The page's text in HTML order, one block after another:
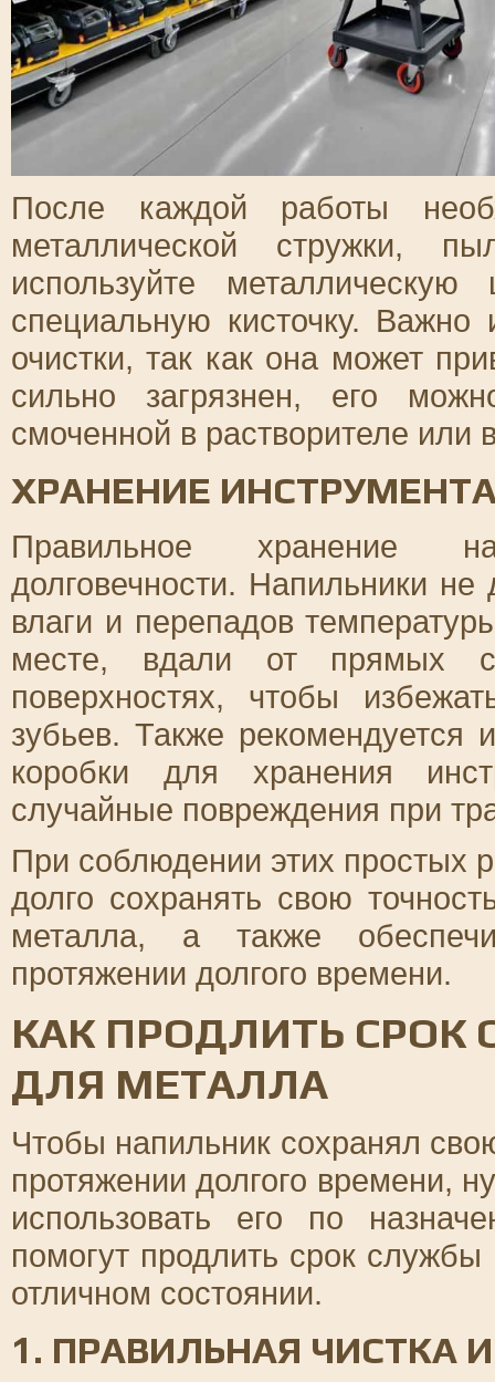
После каждой работы
металлической стружки,
используйте
специальную кисточку. Важно
очистки, так как она может
сильно загрязнен, его
смоченной в растворителе
ХРАНЕНИЕ
Правильное хранение
долговечности. Напильники
влаги и перепадов
месте, вдали от прямых
поверхностях, чтобы
зубьев. Также рекомендуется
коробки для хранения
случайные повреждения при
При соблюдении этих простых
долго сохранять свою
металла, а также
протяжении долгого времени.
КАК ПРОДЛИТЬ
ДЛЯ МЕТАЛЛА
Чтобы напильник сохранял
протяжении долгого времени,
использовать его по
помогут продлить срок
отличном состоянии.
1. ПРАВИЛЬНАЯ ЧИСТКА